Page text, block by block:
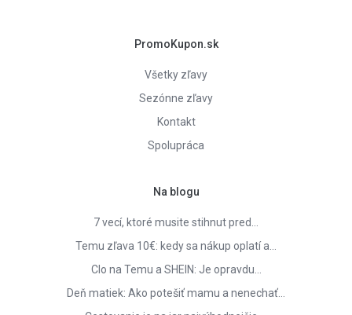
PromoKupon.sk
Všetky zľavy
Sezónne zľavy
Kontakt
Spolupráca
Na blogu
7 vecí, ktoré musite stihnut pred…
Temu zľava 10€: kedy sa nákup oplatí a…
Clo na Temu a SHEIN: Je opravdu…
Deň matiek: Ako potešiť mamu a nenechať…